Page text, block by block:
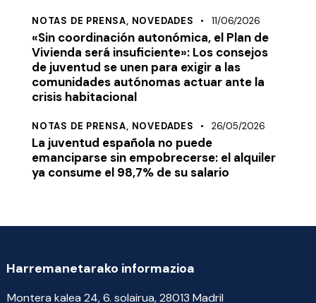
NOTAS DE PRENSA, NOVEDADES 11/06/2026
«Sin coordinación autonómica, el Plan de
Vivienda será insuficiente»: Los consejos
de juventud se unen para exigir a las
comunidades autónomas actuar ante la
crisis habitacional
NOTAS DE PRENSA, NOVEDADES 26/05/2026
La juventud española no puede
emanciparse sin empobrecerse: el alquiler
ya consume el 98,7% de su salario
Harremanetarako informazioa
Montera kalea 24, 6. solairua, 28013 Madril